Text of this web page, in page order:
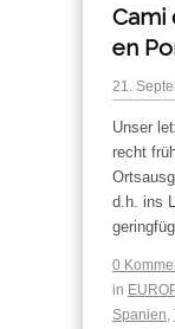
Cami
en
21.
Unser
recht
d.h. ins
0
in
Spanien